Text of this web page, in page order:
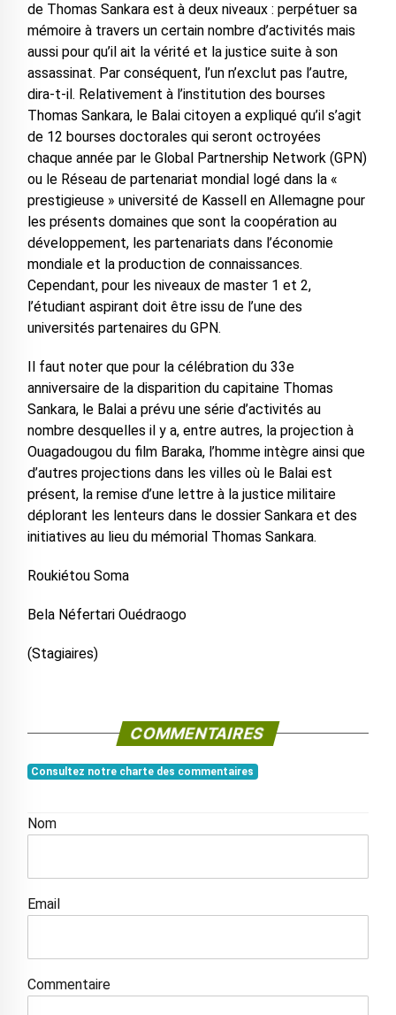
de Thomas Sankara est à deux niveaux : perpétuer sa
mémoire à travers un certain nombre d’activités mais
aussi pour qu’il ait la vérité et la justice suite à son
assassinat. Par conséquent, l’un n’exclut pas l’autre,
dira-t-il. Relativement à l’institution des bourses
Thomas Sankara, le Balai citoyen a expliqué qu’il s’agit
de 12 bourses doctorales qui seront octroyées
chaque année par le Global Partnership Network (GPN)
ou le Réseau de partenariat mondial logé dans la «
prestigieuse » université de Kassell en Allemagne pour
les présents domaines que sont la coopération au
développement, les partenariats dans l’économie
mondiale et la production de connaissances.
Cependant, pour les niveaux de master 1 et 2,
l’étudiant aspirant doit être issu de l’une des
universités partenaires du GPN.
Il faut noter que pour la célébration du 33e
anniversaire de la disparition du capitaine Thomas
Sankara, le Balai a prévu une série d’activités au
nombre desquelles il y a, entre autres, la projection à
Ouagadougou du film Baraka, l’homme intègre ainsi que
d’autres projections dans les villes où le Balai est
présent, la remise d’une lettre à la justice militaire
déplorant les lenteurs dans le dossier Sankara et des
initiatives au lieu du mémorial Thomas Sankara.
Roukiétou Soma
Bela Néfertari Ouédraogo
(Stagiaires)
COMMENTAIRES
Consultez notre charte des commentaires
Nom
Email
Commentaire